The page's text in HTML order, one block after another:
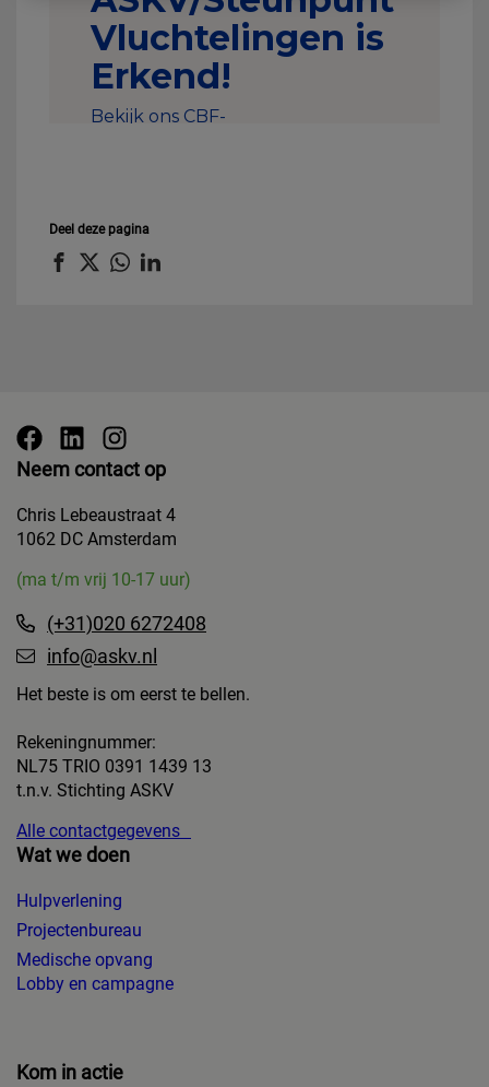
Deel deze pagina
Neem contact op
Chris Lebeaustraat 4
1062 DC Amsterdam
(ma t/m vrij 10-17 uur)
(+31)020 6272408
info@askv.nl
Het beste is om eerst te bellen.
Rekeningnummer:
NL75 TRIO 0391 1439 13
t.n.v. Stichting ASKV
Alle contactgegevens
Wat we doen
Hulpverlening
Projectenbureau
Medische opvang
Lobby en campagne
Kom in actie